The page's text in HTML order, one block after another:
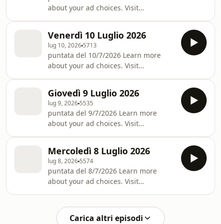
about your ad choices. Visit
Venerdì 10 Luglio 2026
lug 10, 2026 5713
puntata del 10/7/2026 Learn more
about your ad choices. Visit
Giovedì 9 Luglio 2026
lug 9, 2026 5535
puntata del 9/7/2026 Learn more
about your ad choices. Visit
Mercoledì 8 Luglio 2026
lug 8, 2026 5574
puntata del 8/7/2026 Learn more
about your ad choices. Visit
Carica altri episodi